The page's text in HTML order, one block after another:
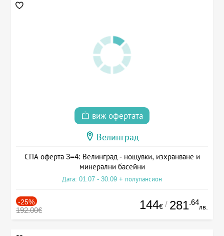
виж офертата
Велинград
СПА оферта 3=4: Велинград - нощувки, изхранване и
минерални басейни
Дата: 01.07 - 30.09 + полупансион
-25%
192.00€ 144€ / 281.64
лв.